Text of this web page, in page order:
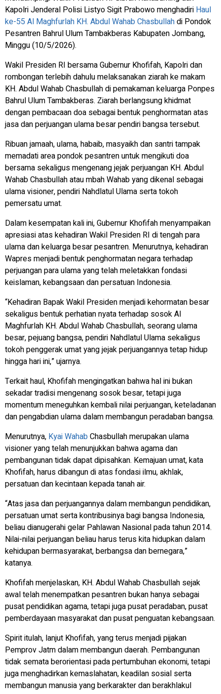
Kapolri Jenderal Polisi Listyo Sigit Prabowo menghadiri Haul
ke-55 Al Maghfurlah KH. Abdul Wahab Chasbullahdi Pondok
Pesantren Bahrul Ulum Tambakberas Kabupaten Jombang,
Minggu (10/5/2026).
Wakil Presiden RI bersama Gubernur Khofifah, Kapolri dan
rombongan terlebih dahulu melaksanakan ziarah ke makam
KH. Abdul Wahab Chasbullah di pemakaman keluarga Ponpes
Bahrul Ulum Tambakberas. Ziarah berlangsung khidmat
dengan pembacaan doa sebagai bentuk penghormatan atas
jasa dan perjuangan ulama besar pendiri bangsa tersebut.
Ribuan jamaah, ulama, habaib, masyaikh dan santri tampak
memadati area pondok pesantren untuk mengikuti doa
bersama sekaligus mengenang jejak perjuangan KH. Abdul
Wahab Chasbullah atau mbah Wahab yang dikenal sebagai
ulama visioner, pendiri Nahdlatul Ulama serta tokoh
pemersatu umat.
Dalam kesempatan kali ini, Gubernur Khofifah menyampaikan
apresiasi atas kehadiran Wakil Presiden RI di tengah para
ulama dan keluarga besar pesantren. Menurutnya, kehadiran
Wapres menjadi bentuk penghormatan negara terhadap
perjuangan para ulama yang telah meletakkan fondasi
keislaman, kebangsaan dan persatuan Indonesia.
“Kehadiran Bapak Wakil Presiden menjadi kehormatan besar
sekaligus bentuk perhatian nyata terhadap sosok Al
Maghfurlah KH. Abdul Wahab Chasbullah, seorang ulama
besar, pejuang bangsa, pendiri Nahdlatul Ulama sekaligus
tokoh penggerak umat yang jejak perjuangannya tetap hidup
hingga hari ini,” ujarnya.
Terkait haul, Khofifah mengingatkan bahwa hal ini bukan
sekadar tradisi mengenang sosok besar, tetapi juga
momentum meneguhkan kembali nilai perjuangan, keteladanan
dan pengabdian ulama dalam membangun peradaban bangsa.
Menurutnya, Kyai WahabChasbullah merupakan ulama
visioner yang telah menunjukkan bahwa agama dan
pembangunan tidak dapat dipisahkan. Kemajuan umat, kata
Khofifah, harus dibangun di atas fondasi ilmu, akhlak,
persatuan dan kecintaan kepada tanah air.
“Atas jasa dan perjuangannya dalam membangun pendidikan,
persatuan umat serta kontribusinya bagi bangsa Indonesia,
beliau dianugerahi gelar Pahlawan Nasional pada tahun 2014.
Nilai-nilai perjuangan beliau harus terus kita hidupkan dalam
kehidupan bermasyarakat, berbangsa dan bernegara,”
katanya.
Khofifah menjelaskan, KH. Abdul Wahab Chasbullah sejak
awal telah menempatkan pesantren bukan hanya sebagai
pusat pendidikan agama, tetapi juga pusat peradaban, pusat
pemberdayaan masyarakat dan pusat penguatan kebangsaan.
Spirit itulah, lanjut Khofifah, yang terus menjadi pijakan
Pemprov Jatm dalam membangun daerah. Pembangunan
tidak semata berorientasi pada pertumbuhan ekonomi, tetapi
juga menghadirkan kemaslahatan, keadilan sosial serta
membangun manusia yang berkarakter dan berakhlakul